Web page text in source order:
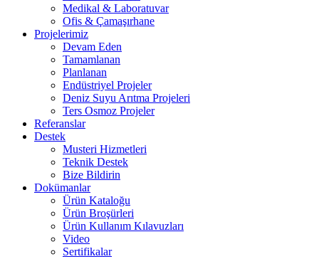
Medikal & Laboratuvar
Ofis & Çamaşırhane
Projelerimiz
Devam Eden
Tamamlanan
Planlanan
Endüstriyel Projeler
Deniz Suyu Arıtma Projeleri
Ters Osmoz Projeler
Referanslar
Destek
Musteri Hizmetleri
Teknik Destek
Bize Bildirin
Dokümanlar
Ürün Kataloğu
Ürün Broşürleri
Ürün Kullanım Kılavuzları
Video
Sertifikalar